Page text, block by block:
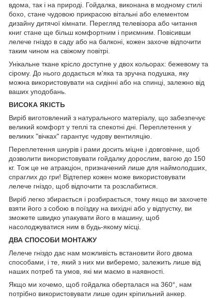
вдома, так і на природі. Гойдалка, виконана в модному стилі
бохо, стане чудовою прикрасою вітальні або елементом
дизайну дитячої кімнати. Перегляд телевізора або читання
книг стане ще більш комфортним і приємним. Повісивши
лелече гніздо в саду або на балконі, кожен захоче відпочити
таким чином на свіжому повітрі.
Унікальне ткане крісло доступне у двох кольорах: бежевому та
сірому. До нього додається м'яка та зручна подушка, яку
можна використовувати на сидінні або на спинці, залежно від
ваших уподобань.
ВИСОКА ЯКІСТЬ
Виріб виготовлений з натурального матеріалу, що забезпечує
великий комфорт у теплі та спекотні дні. Переплетення у
великих "вічках" гарантує чудову вентиляцію.
Переплетення шнурів і рами досить міцне і довговічне, щоб
дозволити використовувати гойдалку дорослим, вагою до 150
кг. Тож це не атракціон, призначений лише для наймолодших,
спраглих до гри! Відтепер кожен може використовувати
лелече гніздо, щоб відпочити та розслабитися.
Виріб легко збирається і розбирається, тому якщо ви захочете
взяти його з собою в поїздку на вихідні або у відпустку, ви
зможете швидко упакувати його в машину, щоб
насолоджуватися ним в будь-якому місці.
ДВА СПОСОБИ МОНТАЖУ
Лелече гніздо дає нам можливість встановити його двома
способами, і те, який з них ми виберемо, залежить лише від
наших потреб та умов, які ми маємо в наявності.
Якщо ми хочемо, щоб гойдалка оберталася на 360°, нам
потрібно використовувати лише один кріпильний анкер.